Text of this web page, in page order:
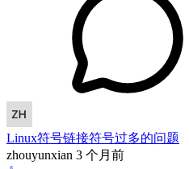
Linux符号链接符号过多的问题
zhouyunxian 3 个月前